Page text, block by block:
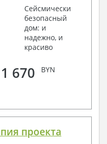
Сейсмически
безопасный
дом: и
надежно, и
красиво
1 670 BYN
проекта